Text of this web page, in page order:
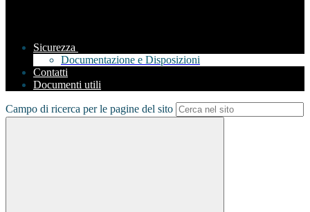
Sicurezza
Documentazione e Disposizioni
Contatti
Documenti utili
Campo di ricerca per le pagine del sito